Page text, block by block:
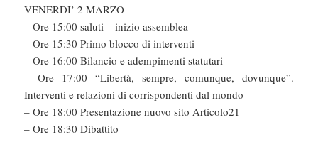
VENERDI’ 2 MARZO
– Ore 15:00 saluti – inizio assemblea
– Ore 15:30 Primo blocco di interventi
– Ore 16:00 Bilancio e adempimenti statutari
– Ore 17:00 “Libertà, sempre, comunque, dovunque”.
Interventi e relazioni di corrispondenti dal mondo
– Ore 18:00 Presentazione nuovo sito Articolo21
– Ore 18:30 Dibattito